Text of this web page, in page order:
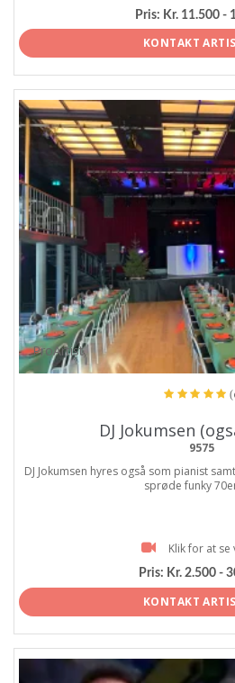
Pris: Kr. 11.500 -
KONTAKT
ProArtist
DJ Jokumsen
9575
DJ Jokumsen hyres også som pianist
sprøde funky
Klik for at se
Pris: Kr. 2.500 -
KONTAKT